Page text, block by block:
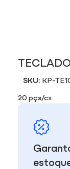
SKU: KP-
20 pçs/cx